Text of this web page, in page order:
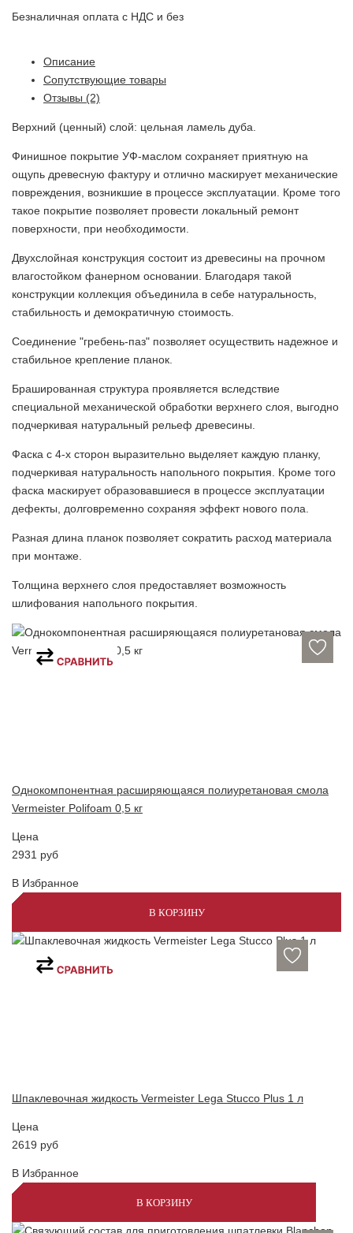
Безналичная оплата с НДС и без
Описание
Сопутствующие товары
Отзывы (2)
Верхний (ценный) слой: цельная ламель дуба.
Финишное покрытие УФ-маслом сохраняет приятную на
ощупь древесную фактуру и отлично маскирует механические
повреждения, возникшие в процессе эксплуатации. Кроме того
такое покрытие позволяет провести локальный ремонт
поверхности, при необходимости.
Двухслойная конструкция состоит из древесины на прочном
влагостойком фанерном основании. Благодаря такой
конструкции коллекция объединила в себе натуральность,
стабильность и демократичную стоимость.
Соединение "гребень-паз" позволяет осуществить надежное и
стабильное крепление планок.
Брашированная структура проявляется вследствие
специальной механической обработки верхнего слоя, выгодно
подчеркивая натуральный рельеф древесины.
Фаска с 4-х сторон выразительно выделяет каждую планку,
подчеркивая натуральность напольного покрытия. Кроме того
фаска маскирует образовавшиеся в процессе эксплуатации
дефекты, долговременно сохраняя эффект нового пола.
Разная длина планок позволяет сократить расход материала
при монтаже.
Толщина верхнего слоя предоставляет возможность
шлифования напольного покрытия.
Однокомпонентная расширяющаяся полиуретановая смола
Vermeister Polifoam 0,5 кг
Цена
2931 руб
В Избранное
В КОРЗИНУ
Шпаклевочная жидкость Vermeister Lega Stucco Plus 1 л
Цена
2619 руб
В Избранное
В КОРЗИНУ